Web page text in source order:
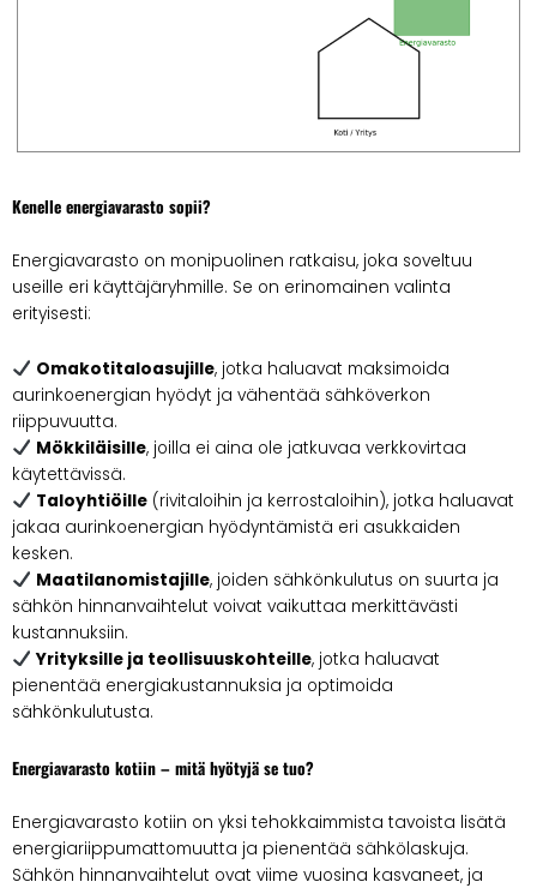
Kenelle energiavarasto sopii?
Energiavarasto on monipuolinen ratkaisu, joka soveltuu
useille eri käyttäjäryhmille. Se on erinomainen valinta
erityisesti:
Omakotitaloasujille, jotka haluavat maksimoida
aurinkoenergian hyödyt ja vähentää sähköverkon
riippuvuutta.
Mökkiläisille, joilla ei aina ole jatkuvaa verkkovirtaa
käytettävissä.
Taloyhtiöille(rivitaloihin ja kerrostaloihin), jotka haluavat
jakaa aurinkoenergian hyödyntämistä eri asukkaiden
kesken.
Maatilanomistajille, joiden sähkönkulutus on suurta ja
sähkön hinnanvaihtelut voivat vaikuttaa merkittävästi
kustannuksiin.
Yrityksille ja teollisuuskohteille, jotka haluavat
pienentää energiakustannuksia ja optimoida
sähkönkulutusta.
Energiavarasto kotiin – mitä hyötyjä se tuo?
Energiavarasto kotiin on yksi tehokkaimmista tavoista lisätä
energiariippumattomuutta ja pienentää sähkölaskuja.
Sähkön hinnanvaihtelut ovat viime vuosina kasvaneet, ja